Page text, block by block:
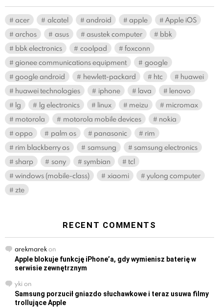
acer alcatel android apple
Apple iOS
archos
asus asustek computer
bbk
bbk electronics
coolpad
foxconn
gionee communications equipment
google
google android
hewlett-packard htc
huawei
huawei technologies
iphone lava
lenovo
lg
lg electronics linux meizu
micromax
motorola
motorola mobile devices
nokia
oppo
palm os panasonic
rim
rim blackberry os
samsung
samsung electronics
sharp
sony symbian
tcl
windows (mobile-class)
xiaomi
yulong computer
zte
RECENT COMMENTS
arekmarekon
Apple blokuje funkcję iPhone’a, gdy wymienisz baterię w
serwisie zewnętrznym
yki on
Samsung porzucił gniazdo słuchawkowe i teraz usuwa filmy
trollujące Apple